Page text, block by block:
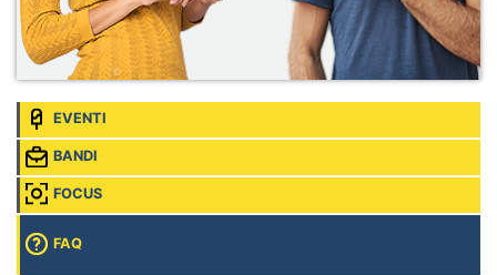
EVENTI
BANDI
FOCUS
FAQ